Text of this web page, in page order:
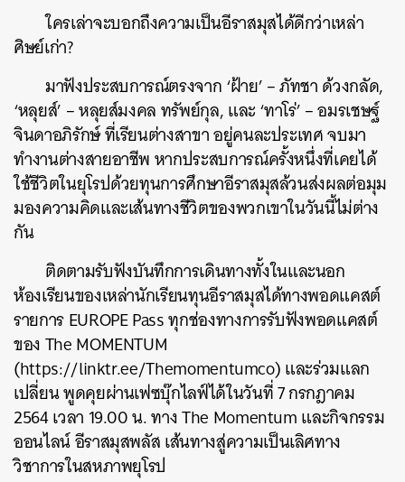
ใครเล่าจะบอกถึงความเป็นอีราสมุสได้ดีกว่าเหล่า
ศิษย์เก่า?
มาฟังประสบการณ์ตรงจาก ‘ฝ้าย’ – ภัทชา ด้วงกลัด,
‘หลุยส์’ – หลุยส์มงคล ทรัพย์กุล, และ ‘ทาโร่’ – อมรเชษฐ์
จินดาอภิรักษ์ ที่เรียนต่างสาขา อยู่คนละประเทศ จบมา
ทำงานต่างสายอาชีพ หากประสบการณ์ครั้งหนึ่งที่เคยได้
ใช้ชีวิตในยุโรปด้วยทุนการศึกษาอีราสมุสล้วนส่งผลต่อมุม
มองความคิดและเส้นทางชีวิตของพวกเขาในวันนี้ไม่ต่าง
กัน
ติดตามรับฟังบันทึกการเดินทางทั้งในและนอก
ห้องเรียนของเหล่านักเรียนทุนอีราสมุสได้ทางพอดแคสต์
รายการ EUROPE Pass ทุกช่องทางการรับฟังพอดแคสต์
ของ The MOMENTUM
(https://linktr.ee/Themomentumco) และร่วมแลก
เปลี่ยน พูดคุยผ่านเฟซบุ๊กไลฟ์ได้ในวันที่ 7 กรกฎาคม
2564 เวลา 19.00 น. ทางThe Momentumและกิจกรรม
ออนไลน์อีราสมุสพลัส เส้นทางสู่ความเป็นเลิศทาง
วิชาการในสหภาพยุโรป